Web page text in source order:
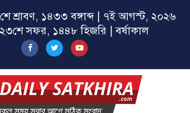
শ্রাবণ, ১৪৩৩ বঙ্গাব্দ | ৭ই আগস্ট, ২০২৬
| ২৩শে সফর, ১৪৪৮ হিজরি | বর্ষাকাল